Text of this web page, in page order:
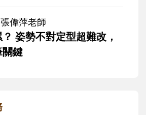
張偉萍老師
姿勢不對定型超難改，
鍵